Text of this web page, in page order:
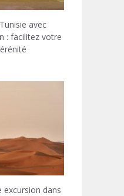
avec
: facilitez votre
excursion dans